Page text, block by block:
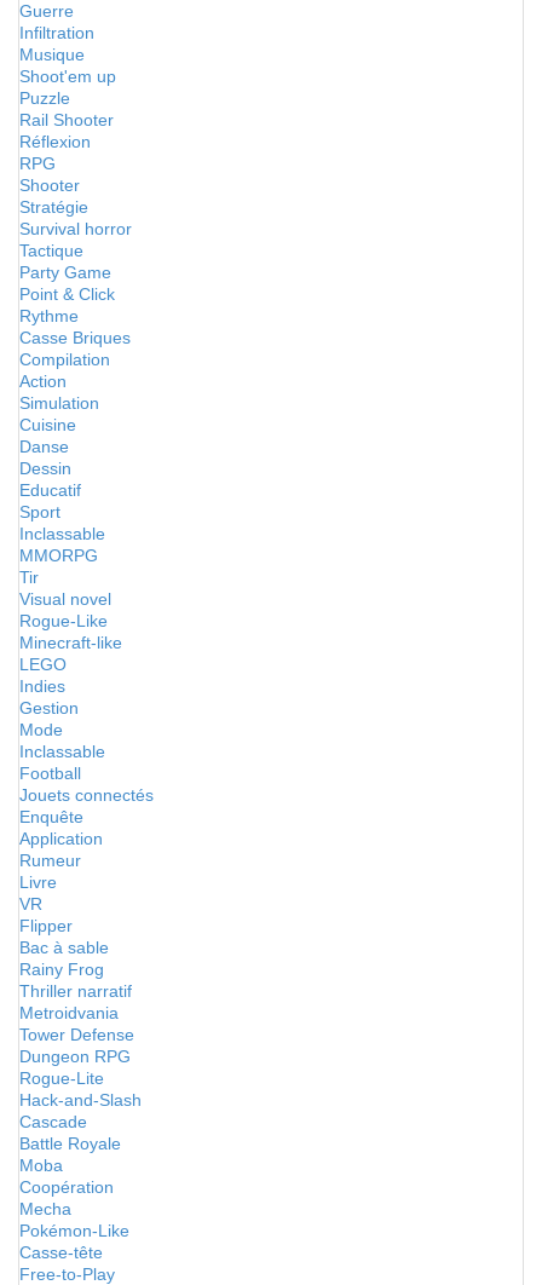
Guerre
Infiltration
Musique
Shoot'em up
Puzzle
Rail Shooter
Réflexion
RPG
Shooter
Stratégie
Survival horror
Tactique
Party Game
Point & Click
Rythme
Casse Briques
Compilation
Action
Simulation
Cuisine
Danse
Dessin
Educatif
Sport
Inclassable
MMORPG
Tir
Visual novel
Rogue-Like
Minecraft-like
LEGO
Indies
Gestion
Mode
Inclassable
Football
Jouets connectés
Enquête
Application
Rumeur
Livre
VR
Flipper
Bac à sable
Rainy Frog
Thriller narratif
Metroidvania
Tower Defense
Dungeon RPG
Rogue-Lite
Hack-and-Slash
Cascade
Battle Royale
Moba
Coopération
Mecha
Pokémon-Like
Casse-tête
Free-to-Play